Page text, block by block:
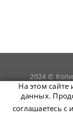
2024 ©
только при
На этом сайте
данных.
соглашаетесь с